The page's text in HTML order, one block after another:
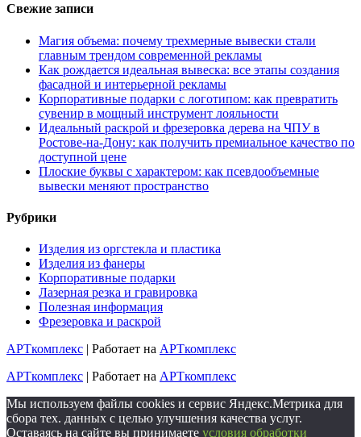
Свежие записи
Магия объема: почему трехмерные вывески стали
главным трендом современной рекламы
Как рождается идеальная вывеска: все этапы создания
фасадной и интерьерной рекламы
Корпоративные подарки с логотипом: как превратить
сувенир в мощный инструмент лояльности
Идеальный раскрой и фрезеровка дерева на ЧПУ в
Ростове-на-Дону: как получить премиальное качество по
доступной цене
Плоские буквы с характером: как псевдообъемные
вывески меняют пространство
Рубрики
Изделия из оргстекла и пластика
Изделия из фанеры
Корпоративные подарки
Лазерная резка и гравировка
Полезная информация
Фрезеровка и раскрой
АРТкомплекс | Работает на АРТкомплекс
АРТкомплекс | Работает на АРТкомплекс
Мы используем файлы cookies и сервис Яндекс.Метрика для
сбора тех. данных с целью улучшения качества услуг.
Оставаясь на сайте вы принимаете условия обработки